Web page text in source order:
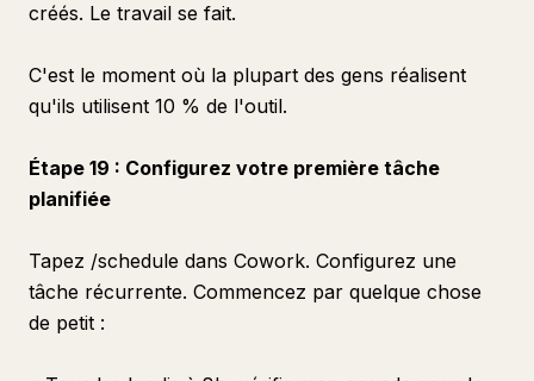
créés. Le travail se fait.
C'est le moment où la plupart des gens réalisent
qu'ils utilisent 10 % de l'outil.
Étape 19 : Configurez votre première tâche
planifiée
Tapez /schedule dans Cowork. Configurez une
tâche récurrente. Commencez par quelque chose
de petit :